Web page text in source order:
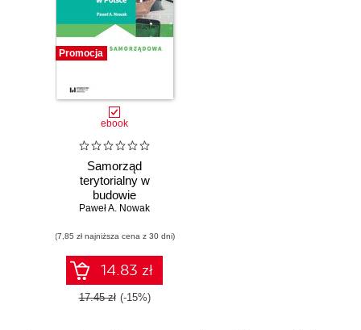
Promocja
ebook
Samorząd
terytorialny w
budowie
społeczeństwa
Polsce
Paweł A. Nowak
(7,85 zł najniższa cena z 30 dni)
14.83 zł
17.45 zł (-15%)